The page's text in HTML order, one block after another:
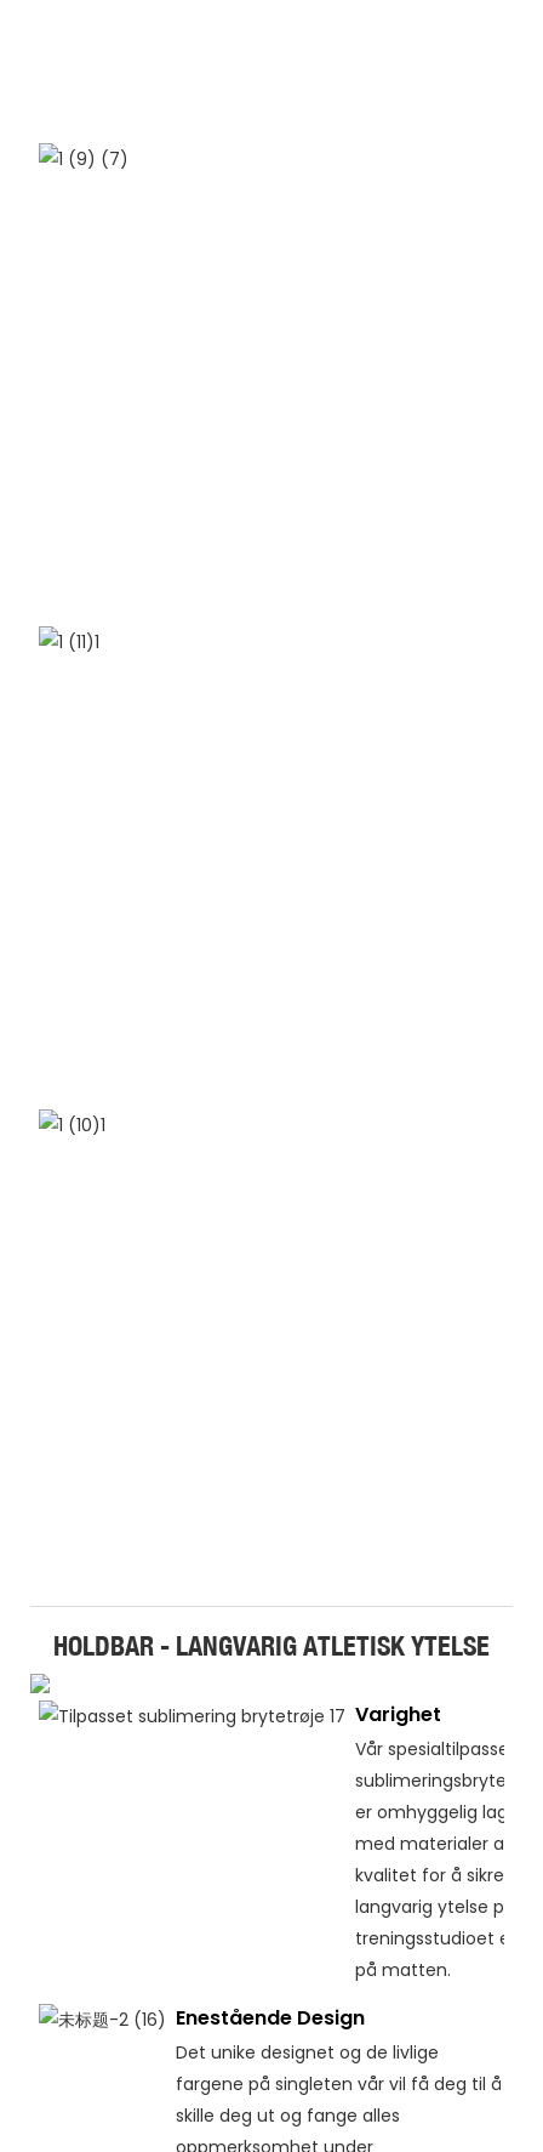
HOLDBAR - LANGVARIG ATLETISK YTELSE
Varighet
Vår spesialtilpassede
er omhyggelig laget
med materialer av
kvalitet for å sikre
langvarig ytelse på
treningsstudioet eller
på matten.
Enestående Design
Det unike designet og de livlige
fargene på singleten vår vil få deg til å
skille deg ut og fange alles
oppmerksomhet under